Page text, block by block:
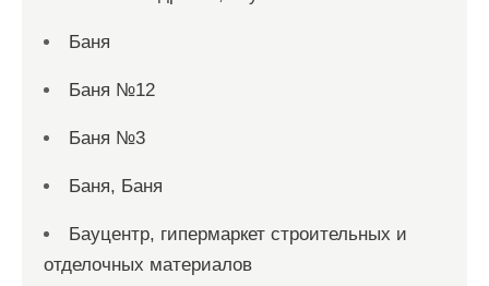
Баня
Баня №12
Баня №3
Баня, Баня
Бауцентр, гипермаркет строительных и
отделочных материалов